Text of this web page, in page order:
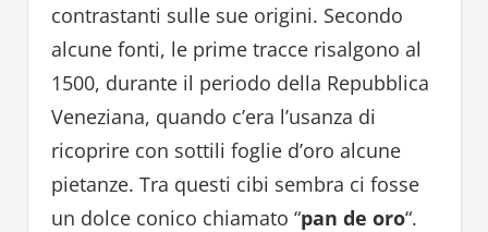
contrastanti sulle sue origini. Secondo
alcune fonti, le prime tracce risalgono al
1500, durante il periodo della Repubblica
Veneziana, quando c’era l’usanza di
ricoprire con sottili foglie d’oro alcune
pietanze. Tra questi cibi sembra ci fosse
un dolce conico chiamato “pan de oro“.